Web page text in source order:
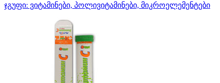
ჯგუფი: ვიტამინები, პოლივიტამინები, მიკროელემენტები